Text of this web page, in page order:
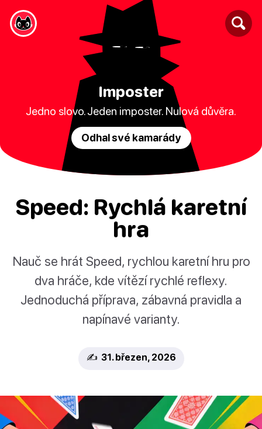
Imposter
Jedno slovo. Jeden imposter. Nulová důvěra.
Odhal své kamarády
Speed: Rychlá karetní
hra
Nauč se hrát Speed, rychlou karetní hru pro
dva hráče, kde vítězí rychlé reflexy.
Jednoduchá příprava, zábavná pravidla a
napínavé varianty.
✍️ 31. březen, 2026